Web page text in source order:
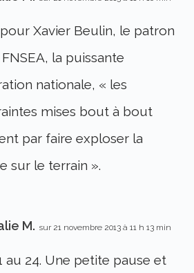
Xavier Beulin, le patron
la puissante
nationale, « les
mises bout à bout
par faire exploser la
sur le terrain ».
M. sur 21 novembre 2013 à 11 h 13 min
au 24. Une petite pause et